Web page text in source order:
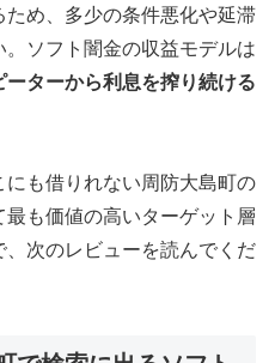
め、多少の条件悪化や延滞
ソフト闇金の収益モデルは
ーターから利息を搾り続ける
にも借りれない周防大島町の
も価値の高いターゲット層
次のレビューを読んでくだ